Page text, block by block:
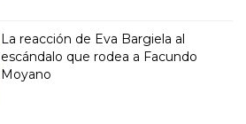
La reacción de Eva Bargiela al
escándalo que rodea a Facundo
Moyano